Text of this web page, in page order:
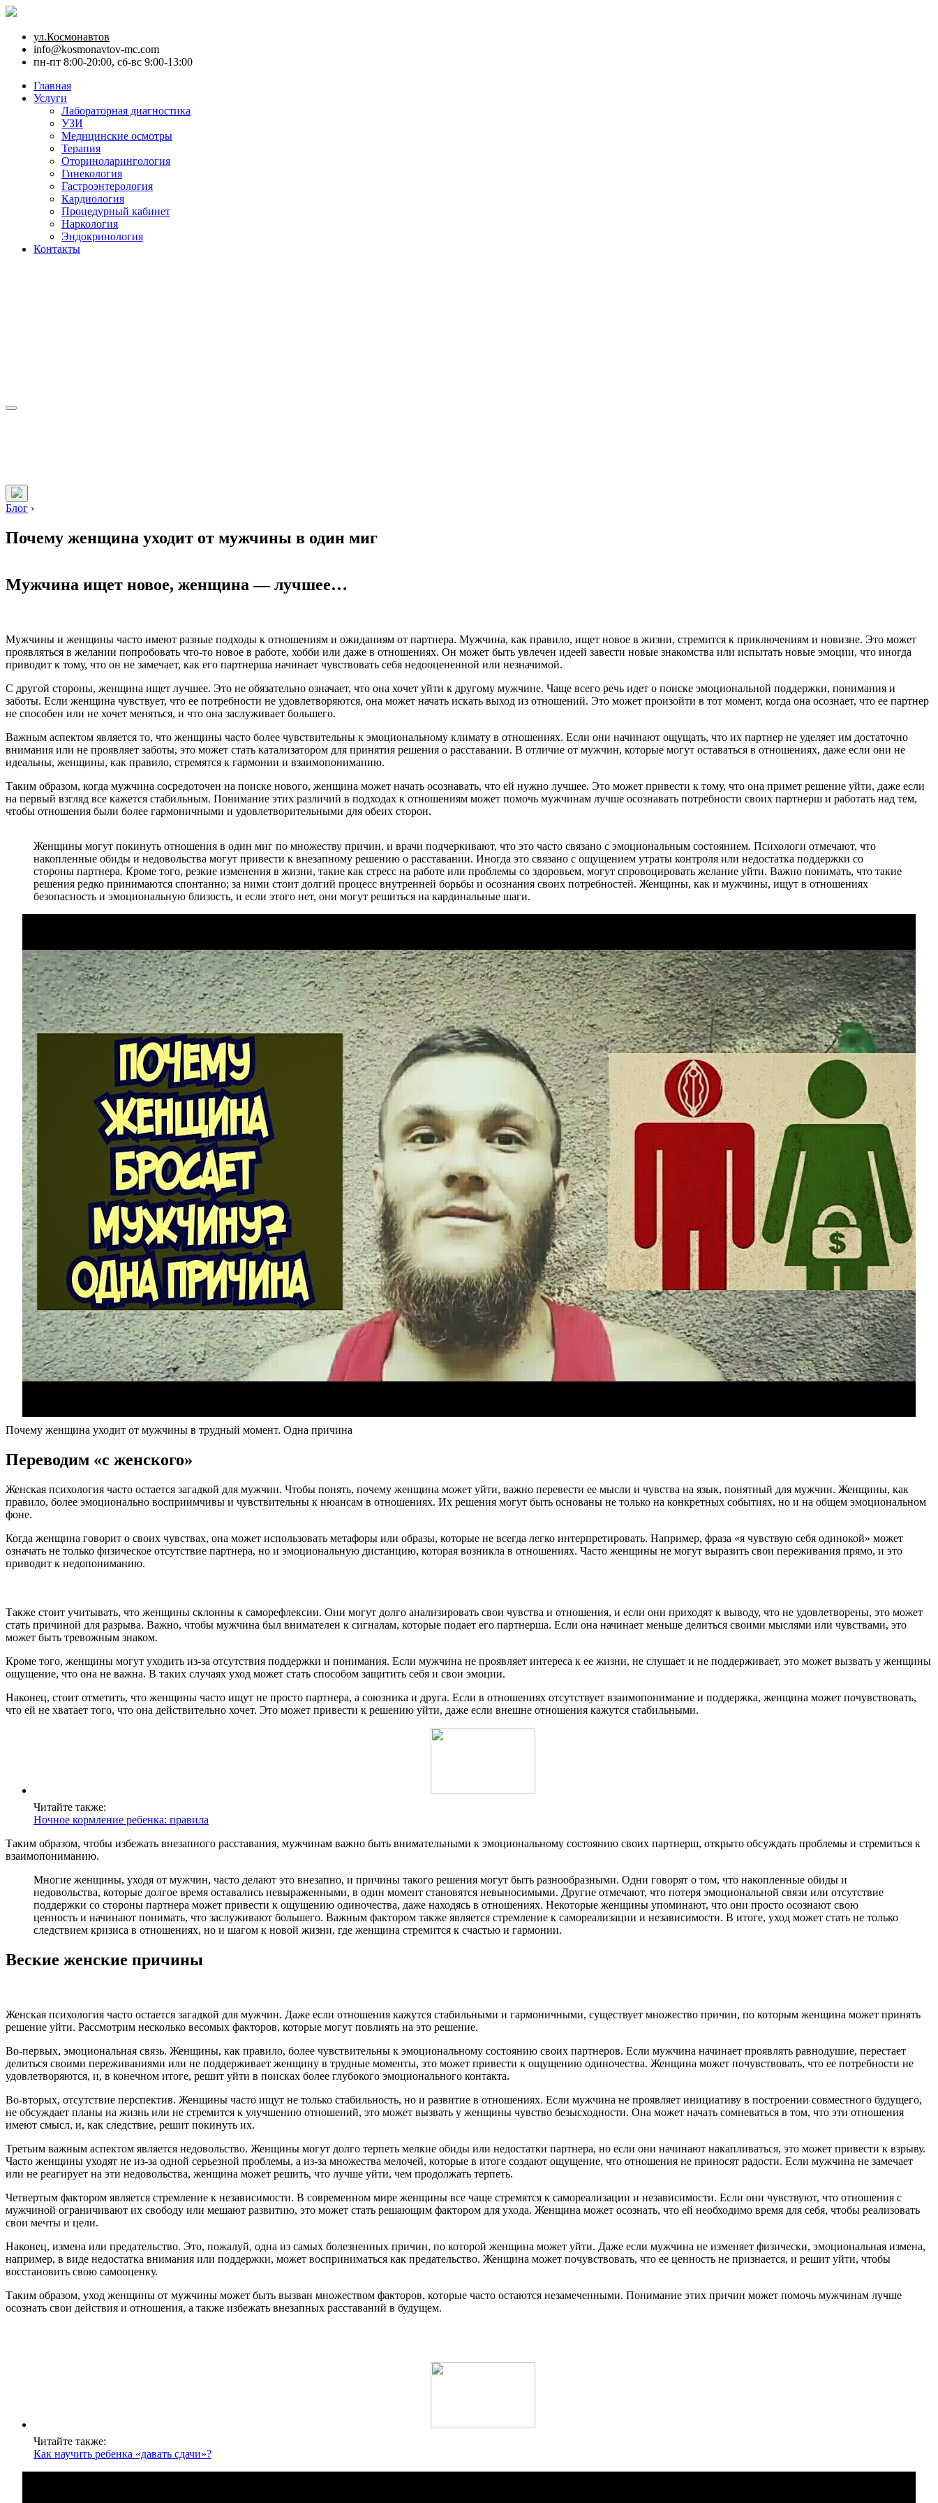
ул.Космонавтов
info@kosmonavtov-mc.com
пн-пт 8:00-20:00, сб-вс 9:00-13:00
Главная
Услуги
Лабораторная диагностика
УЗИ
Медицинские осмотры
Терапия
Оториноларингология
Гинекология
Гастроэнтерология
Кардиология
Процедурный кабинет
Наркология
Эндокринология
Контакты
Блог ›
Почему женщина уходит от мужчины в один миг
Мужчина ищет новое, женщина — лучшее…
Мужчины и женщины часто имеют разные подходы к отношениям и ожиданиям от партнера. Мужчина, как правило, ищет новое в жизни, стремится к приключениям и новизне. Это может
проявляться в желании попробовать что-то новое в работе, хобби или даже в отношениях. Он может быть увлечен идеей завести новые знакомства или испытать новые эмоции, что иногда
приводит к тому, что он не замечает, как его партнерша начинает чувствовать себя недооцененной или незначимой.
С другой стороны, женщина ищет лучшее. Это не обязательно означает, что она хочет уйти к другому мужчине. Чаще всего речь идет о поиске эмоциональной поддержки, понимания и
заботы. Если женщина чувствует, что ее потребности не удовлетворяются, она может начать искать выход из отношений. Это может произойти в тот момент, когда она осознает, что ее партнер
не способен или не хочет меняться, и что она заслуживает большего.
Важным аспектом является то, что женщины часто более чувствительны к эмоциональному климату в отношениях. Если они начинают ощущать, что их партнер не уделяет им достаточно
внимания или не проявляет заботы, это может стать катализатором для принятия решения о расставании. В отличие от мужчин, которые могут оставаться в отношениях, даже если они не
идеальны, женщины, как правило, стремятся к гармонии и взаимопониманию.
Таким образом, когда мужчина сосредоточен на поиске нового, женщина может начать осознавать, что ей нужно лучшее. Это может привести к тому, что она примет решение уйти, даже если
на первый взгляд все кажется стабильным. Понимание этих различий в подходах к отношениям может помочь мужчинам лучше осознавать потребности своих партнерш и работать над тем,
чтобы отношения были более гармоничными и удовлетворительными для обеих сторон.
Женщины могут покинуть отношения в один миг по множеству причин, и врачи подчеркивают, что это часто связано с эмоциональным состоянием. Психологи отмечают, что
накопленные обиды и недовольства могут привести к внезапному решению о расставании. Иногда это связано с ощущением утраты контроля или недостатка поддержки со
стороны партнера. Кроме того, резкие изменения в жизни, такие как стресс на работе или проблемы со здоровьем, могут спровоцировать желание уйти. Важно понимать, что такие
решения редко принимаются спонтанно; за ними стоит долгий процесс внутренней борьбы и осознания своих потребностей. Женщины, как и мужчины, ищут в отношениях
безопасность и эмоциональную близость, и если этого нет, они могут решиться на кардинальные шаги.
Почему женщина уходит от мужчины в трудный момент. Одна причина
Переводим «с женского»
Женская психология часто остается загадкой для мужчин. Чтобы понять, почему женщина может уйти, важно перевести ее мысли и чувства на язык, понятный для мужчин. Женщины, как
правило, более эмоционально восприимчивы и чувствительны к нюансам в отношениях. Их решения могут быть основаны не только на конкретных событиях, но и на общем эмоциональном
фоне.
Когда женщина говорит о своих чувствах, она может использовать метафоры или образы, которые не всегда легко интерпретировать. Например, фраза «я чувствую себя одинокой» может
означать не только физическое отсутствие партнера, но и эмоциональную дистанцию, которая возникла в отношениях. Часто женщины не могут выразить свои переживания прямо, и это
приводит к недопониманию.
Также стоит учитывать, что женщины склонны к саморефлексии. Они могут долго анализировать свои чувства и отношения, и если они приходят к выводу, что не удовлетворены, это может
стать причиной для разрыва. Важно, чтобы мужчина был внимателен к сигналам, которые подает его партнерша. Если она начинает меньше делиться своими мыслями или чувствами, это
может быть тревожным знаком.
Кроме того, женщины могут уходить из-за отсутствия поддержки и понимания. Если мужчина не проявляет интереса к ее жизни, не слушает и не поддерживает, это может вызвать у женщины
ощущение, что она не важна. В таких случаях уход может стать способом защитить себя и свои эмоции.
Наконец, стоит отметить, что женщины часто ищут не просто партнера, а союзника и друга. Если в отношениях отсутствует взаимопонимание и поддержка, женщина может почувствовать,
что ей не хватает того, что она действительно хочет. Это может привести к решению уйти, даже если внешне отношения кажутся стабильными.
Читайте также:
Ночное кормление ребенка: правила
Таким образом, чтобы избежать внезапного расставания, мужчинам важно быть внимательными к эмоциональному состоянию своих партнерш, открыто обсуждать проблемы и стремиться к
взаимопониманию.
Многие женщины, уходя от мужчин, часто делают это внезапно, и причины такого решения могут быть разнообразными. Одни говорят о том, что накопленные обиды и
недовольства, которые долгое время оставались невыраженными, в один момент становятся невыносимыми. Другие отмечают, что потеря эмоциональной связи или отсутствие
поддержки со стороны партнера может привести к ощущению одиночества, даже находясь в отношениях. Некоторые женщины упоминают, что они просто осознают свою
ценность и начинают понимать, что заслуживают большего. Важным фактором также является стремление к самореализации и независимости. В итоге, уход может стать не только
следствием кризиса в отношениях, но и шагом к новой жизни, где женщина стремится к счастью и гармонии.
Веские женские причины
Женская психология часто остается загадкой для мужчин. Даже если отношения кажутся стабильными и гармоничными, существует множество причин, по которым женщина может принять
решение уйти. Рассмотрим несколько весомых факторов, которые могут повлиять на это решение.
Во-первых, эмоциональная связь. Женщины, как правило, более чувствительны к эмоциональному состоянию своих партнеров. Если мужчина начинает проявлять равнодушие, перестает
делиться своими переживаниями или не поддерживает женщину в трудные моменты, это может привести к ощущению одиночества. Женщина может почувствовать, что ее потребности не
удовлетворяются, и, в конечном итоге, решит уйти в поисках более глубокого эмоционального контакта.
Во-вторых, отсутствие перспектив. Женщины часто ищут не только стабильность, но и развитие в отношениях. Если мужчина не проявляет инициативу в построении совместного будущего,
не обсуждает планы на жизнь или не стремится к улучшению отношений, это может вызвать у женщины чувство безысходности. Она может начать сомневаться в том, что эти отношения
имеют смысл, и, как следствие, решит покинуть их.
Третьим важным аспектом является недовольство. Женщины могут долго терпеть мелкие обиды или недостатки партнера, но если они начинают накапливаться, это может привести к взрыву.
Часто женщины уходят не из-за одной серьезной проблемы, а из-за множества мелочей, которые в итоге создают ощущение, что отношения не приносят радости. Если мужчина не замечает
или не реагирует на эти недовольства, женщина может решить, что лучше уйти, чем продолжать терпеть.
Четвертым фактором является стремление к независимости. В современном мире женщины все чаще стремятся к самореализации и независимости. Если они чувствуют, что отношения с
мужчиной ограничивают их свободу или мешают развитию, это может стать решающим фактором для ухода. Женщина может осознать, что ей необходимо время для себя, чтобы реализовать
свои мечты и цели.
Наконец, измена или предательство. Это, пожалуй, одна из самых болезненных причин, по которой женщина может уйти. Даже если мужчина не изменяет физически, эмоциональная измена,
например, в виде недостатка внимания или поддержки, может восприниматься как предательство. Женщина может почувствовать, что ее ценность не признается, и решит уйти, чтобы
восстановить свою самооценку.
Таким образом, уход женщины от мужчины может быть вызван множеством факторов, которые часто остаются незамеченными. Понимание этих причин может помочь мужчинам лучше
осознать свои действия и отношения, а также избежать внезапных расставаний в будущем.
Читайте также:
Как научить ребенка «давать сдачи»?